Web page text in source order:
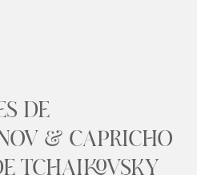
DE
& CAPRICHO
TCHAIKOVSKY